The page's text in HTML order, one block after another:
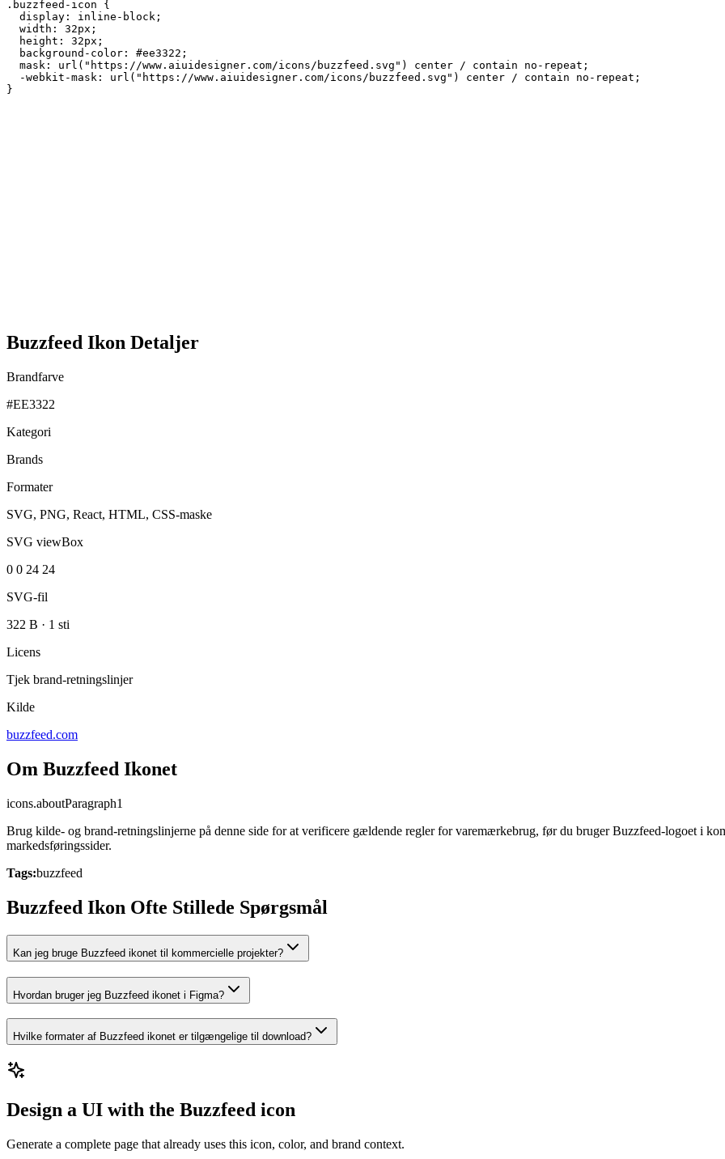
.buzzfeed-icon {
  display: inline-block;
  width: 32px;
  height: 32px;
  background-color: #ee3322;
  mask: url("https://www.aiuidesigner.com/icons/buzzfeed.svg") center / contain no-repeat;
  -webkit-mask: url("https://www.aiuidesigner.com/icons/buzzfeed.svg") center / contain no-repeat;
}
Buzzfeed Ikon Detaljer
Brandfarve
#EE3322
Kategori
Brands
Formater
SVG, PNG, React, HTML, CSS-maske
SVG viewBox
0 0 24 24
SVG-fil
322 B · 1 sti
Licens
Tjek brand-retningslinjer
Kilde
buzzfeed.com
Om Buzzfeed Ikonet
icons.aboutParagraph1
Brug kilde- og brand-retningslinjerne på denne side for at verificere gældende regler for varemærkebrug, før du bruger Buzzfeed-logoet i
markedsføringssider.
Tags:buzzfeed
Buzzfeed Ikon Ofte Stillede Spørgsmål
Kan jeg bruge Buzzfeed ikonet til kommercielle projekter?
Hvordan bruger jeg Buzzfeed ikonet i Figma?
Hvilke formater af Buzzfeed ikonet er tilgængelige til download?
Design a UI with the Buzzfeed icon
Generate a complete page that already uses this icon, color, and brand context.